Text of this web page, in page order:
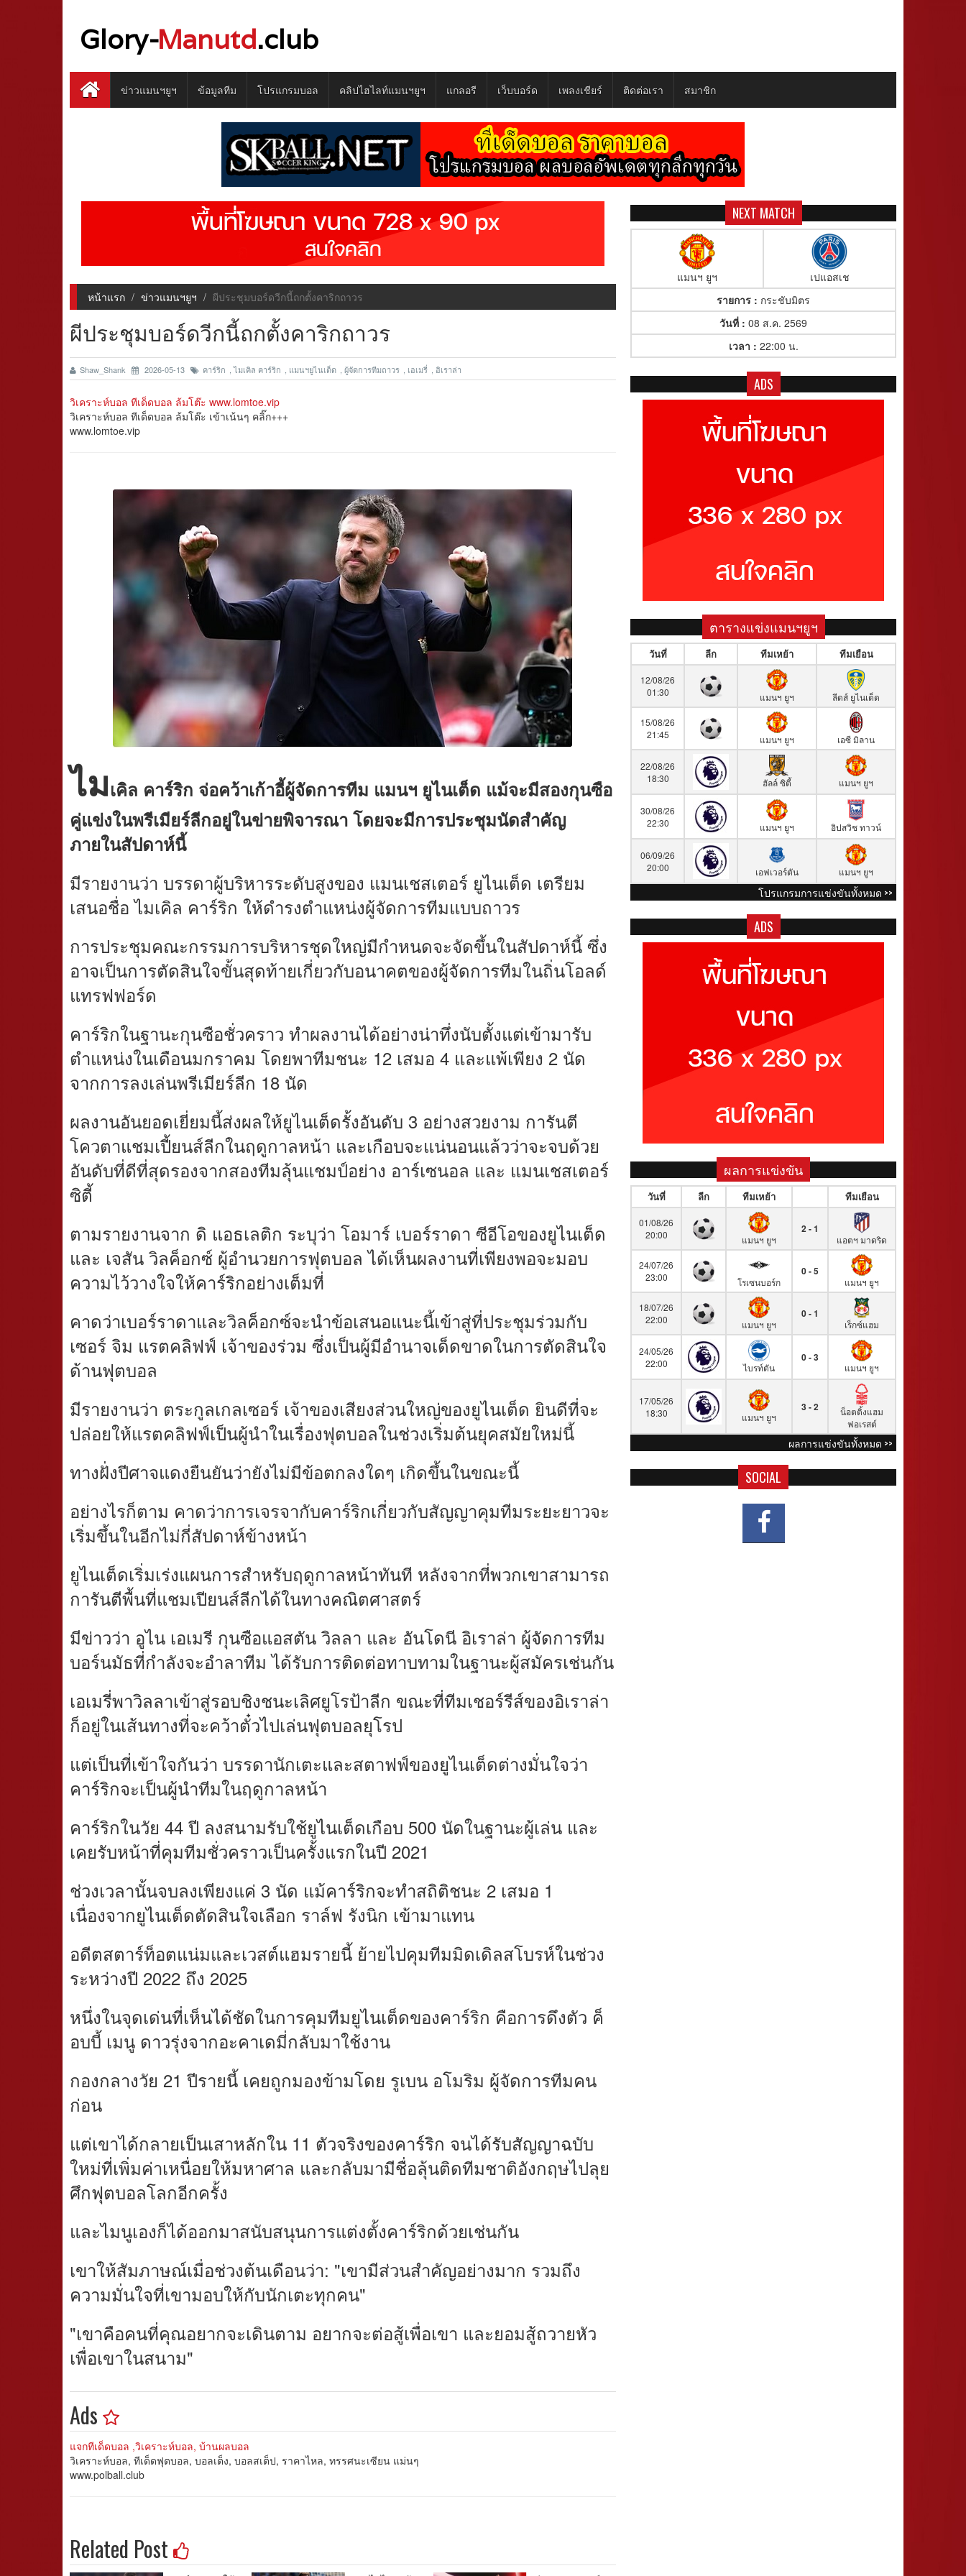
Glory-Manutd.club
ข่าวแมนฯยูฯ ข้อมูลทีม โปรแกรมบอล คลิปไฮไลท์แมนฯยูฯ แกลอรี เว็บบอร์ด เพลงเชียร์ ติดต่อเรา สมาชิก
หน้าแรก ข่าวแมนฯยูฯ ผีประชุมบอร์ดวีกนี้ถกตั้งคาริกถาวร
ผีประชุมบอร์ดวีกนี้ถกตั้งคาริกถาวร
Shaw_Shank 2026-05-13 คาร์ริก ,ไมเคิล คาร์ริก แมนฯยูไนเต็ด ผู้จัดการทีมถาวร เอเมรี่ อิเราล่า
วิเคราะห์บอล ทีเด็ดบอล ล้มโต๊ะ www.lomtoe.vip
วิเคราะห์บอล ทีเด็ดบอล ล้มโต๊ะ เข้าเน้นๆ คลิ๊ก+++
www.lomtoe.vip
ไมเคิล คาร์ริก จ่อคว้าเก้าอี้ผู้จัดการทีม แมนฯ ยูไนเต็ด แม้จะมีสองกุนซือ
คู่แข่งในพรีเมียร์ลีกอยู่ในข่ายพิจารณา โดยจะมีการประชุมนัดสำคัญ
ภายในสัปดาห์นี้
มีรายงานว่า บรรดาผู้บริหารระดับสูงของ แมนเชสเตอร์ ยูไนเต็ด เตรียม
เสนอชื่อ ไมเคิล คาร์ริก ให้ดำรงตำแหน่งผู้จัดการทีมแบบถาวร
การประชุมคณะกรรมการบริหารชุดใหญ่มีกำหนดจะจัดขึ้นในสัปดาห์นี้ ซึ่ง
อาจเป็นการตัดสินใจขั้นสุดท้ายเกี่ยวกับอนาคตของผู้จัดการทีมในถิ่นโอลด์
แทรฟฟอร์ด
คาร์ริกในฐานะกุนซือชั่วคราว ทำผลงานได้อย่างน่าทึ่งนับตั้งแต่เข้ามารับ
ตำแหน่งในเดือนมกราคม โดยพาทีมชนะ 12 เสมอ 4 และแพ้เพียง 2 นัด
จากการลงเล่นพรีเมียร์ลีก 18 นัด
ผลงานอันยอดเยี่ยมนี้ส่งผลให้ยูไนเต็ดรั้งอันดับ 3 อย่างสวยงาม การันตี
โควตาแชมเปี้ยนส์ลีกในฤดูกาลหน้า และเกือบจะแน่นอนแล้วว่าจะจบด้วย
อันดับที่ดีที่สุดรองจากสองทีมลุ้นแชมป์อย่าง อาร์เซนอล และ แมนเชสเตอร์
ซิตี้
ตามรายงานจาก ดิ แอธเลติก ระบุว่า โอมาร์ เบอร์ราดา ซีอีโอของยูไนเต็ด
และ เจสัน วิลค็อกซ์ ผู้อำนวยการฟุตบอล ได้เห็นผลงานที่เพียงพอจะมอบ
ความไว้วางใจให้คาร์ริกอย่างเต็มที่
คาดว่าเบอร์ราดาและวิลค็อกซ์จะนำข้อเสนอแนะนี้เข้าสู่ที่ประชุมร่วมกับ
เซอร์ จิม แรตคลิฟฟ์ เจ้าของร่วม ซึ่งเป็นผู้มีอำนาจเด็ดขาดในการตัดสินใจ
ด้านฟุตบอล
มีรายงานว่า ตระกูลเกลเซอร์ เจ้าของเสียงส่วนใหญ่ของยูไนเต็ด ยินดีที่จะ
ปล่อยให้แรตคลิฟฟ์เป็นผู้นำในเรื่องฟุตบอลในช่วงเริ่มต้นยุคสมัยใหม่นี้
ทางฝั่งปีศาจแดงยืนยันว่ายังไม่มีข้อตกลงใดๆ เกิดขึ้นในขณะนี้
อย่างไรก็ตาม คาดว่าการเจรจากับคาร์ริกเกี่ยวกับสัญญาคุมทีมระยะยาวจะ
เริ่มขึ้นในอีกไม่กี่สัปดาห์ข้างหน้า
ยูไนเต็ดเริ่มเร่งแผนการสำหรับฤดูกาลหน้าทันที หลังจากที่พวกเขาสามารถ
การันตีพื้นที่แชมเปียนส์ลีกได้ในทางคณิตศาสตร์
มีข่าวว่า อูไน เอเมรี กุนซือแอสตัน วิลลา และ อันโดนี อิเราล่า ผู้จัดการทีม
บอร์นมัธที่กำลังจะอำลาทีม ได้รับการติดต่อทาบทามในฐานะผู้สมัครเช่นกัน
เอเมรี่พาวิลลาเข้าสู่รอบชิงชนะเลิศยูโรป้าลีก ขณะที่ทีมเชอร์รีส์ของอิเราล่า
ก็อยู่ในเส้นทางที่จะคว้าตั๋วไปเล่นฟุตบอลยุโรป
แต่เป็นที่เข้าใจกันว่า บรรดานักเตะและสตาฟฟ์ของยูไนเต็ดต่างมั่นใจว่า
คาร์ริกจะเป็นผู้นำทีมในฤดูกาลหน้า
คาร์ริกในวัย 44 ปี ลงสนามรับใช้ยูไนเต็ดเกือบ 500 นัดในฐานะผู้เล่น และ
เคยรับหน้าที่คุมทีมชั่วคราวเป็นครั้งแรกในปี 2021
ช่วงเวลานั้นจบลงเพียงแค่ 3 นัด แม้คาร์ริกจะทำสถิติชนะ 2 เสมอ 1
เนื่องจากยูไนเต็ดตัดสินใจเลือก ราล์ฟ รังนิก เข้ามาแทน
อดีตสตาร์ท็อตแน่มและเวสต์แฮมรายนี้ ย้ายไปคุมทีมมิดเดิลสโบรห์ในช่วง
ระหว่างปี 2022 ถึง 2025
หนึ่งในจุดเด่นที่เห็นได้ชัดในการคุมทีมยูไนเต็ดของคาร์ริก คือการดึงตัว ค็
อบบี้ เมนู ดาวรุ่งจากอะคาเดมี่กลับมาใช้งาน
กองกลางวัย 21 ปีรายนี้ เคยถูกมองข้ามโดย รูเบน อโมริม ผู้จัดการทีมคน
ก่อน
แต่เขาได้กลายเป็นเสาหลักใน 11 ตัวจริงของคาร์ริก จนได้รับสัญญาฉบับ
ใหม่ที่เพิ่มค่าเหนื่อยให้มหาศาล และกลับมามีชื่อลุ้นติดทีมชาติอังกฤษไปลุย
ศึกฟุตบอลโลกอีกครั้ง
และไมนูเองก็ได้ออกมาสนับสนุนการแต่งตั้งคาร์ริกด้วยเช่นกัน
เขาให้สัมภาษณ์เมื่อช่วงต้นเดือนว่า: "เขามีส่วนสำคัญอย่างมาก รวมถึง
ความมั่นใจที่เขามอบให้กับนักเตะทุกคน"
"เขาคือคนที่คุณอยากจะเดินตาม อยากจะต่อสู้เพื่อเขา และยอมสู้ถวายหัว
เพื่อเขาในสนาม"
Ads
แจกทีเด็ดบอล ,วิเคราะห์บอล, บ้านผลบอล
วิเคราะห์บอล, ทีเด็ดฟุตบอล, บอลเต็ง, บอลสเต็ป, ราคาไหล, ทรรศนะเซียน แม่นๆ
www.polball.club
Related Post
NEXT MATCH
แมนฯ ยูฯ
เปแอสเช
รายการ : กระชับมิตร
วันที่ : 08 ส.ค. 2569
เวลา : 22:00 น.
ADS
ตารางแข่งแมนฯยูฯ
วันที่ ลีก ทีมเหย้า ทีมเยือน
12/08/26
01:30
แมนฯ ยูฯ ลีดส์ ยูไนเต็ด
15/08/26
21:45
แมนฯ ยูฯ เอซี มิลาน
22/08/26
18:30
ฮัลล์ ซิตี้ แมนฯ ยูฯ
30/08/26
22:30
แมนฯ ยูฯ อิปสวิช ทาวน์
06/09/26
20:00
เอฟเวอร์ตัน แมนฯ ยูฯ
โปรแกรมการแข่งขันทั้งหมด >>
ADS
ผลการแข่งขัน
วันที่ ลีก ทีมเหย้า ทีมเยือน
01/08/26
20:00
แมนฯ ยูฯ
2 - 1
แอตฯ มาดริด
24/07/26
23:00
โรเซนบอร์ก
0 - 5
แมนฯ ยูฯ
18/07/26
22:00
แมนฯ ยูฯ
0 - 1
เร็กซ์แฮม
24/05/26
22:00
ไบรท์ตัน
0 - 3
แมนฯ ยูฯ
17/05/26
18:30
แมนฯ ยูฯ
3 - 2
น็อตติ้งแฮม
ฟอเรสต์
ผลการแข่งขันทั้งหมด >>
SOCIAL